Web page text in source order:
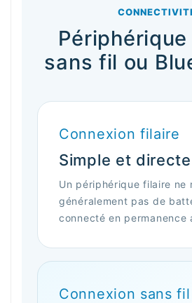
sans fil ou
Connexion filaire
Simple et directe
Un périphérique filaire ne
généralement pas de
connecté en permanence
Connexion sans fil